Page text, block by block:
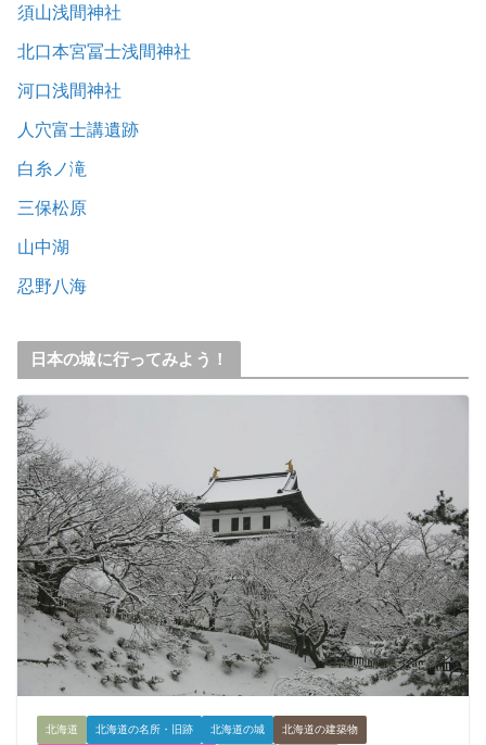
須山浅間神社
北口本宮冨士浅間神社
河口浅間神社
人穴富士講遺跡
白糸ノ滝
三保松原
山中湖
忍野八海
日本の城に行ってみよう！
北海道 北海道の名所・旧跡 北海道の城 北海道の建築物